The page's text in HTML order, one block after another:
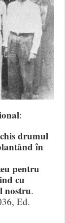
:
drumul
în
pentru
cu
nostru.
Ed.